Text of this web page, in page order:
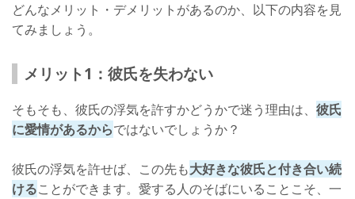
どんなメリット・デメリットがあるのか、以下の内容を見
てみましょう。
メリット1：彼氏を失わない
そもそも、彼氏の浮気を許すかどうかで迷う理由は、 彼氏
に愛情があるからではないでしょうか？
彼氏の浮気を許せば、この先も大好きな彼氏と付き合い続
けることができます。愛する人のそばにいることこそ、一